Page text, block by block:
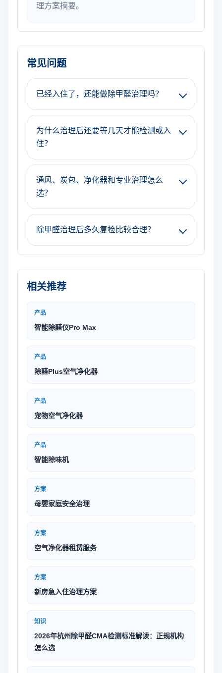
理方案摘要。
常见问题
已经入住了，还能做除甲醛治理吗？
为什么治理后还要等几天才能检测或入
住？
通风、炭包、净化器和专业治理怎么
选？
除甲醛治理后多久复检比较合理？
相关推荐
产品
智能除醛仪Pro Max
产品
除醛Plus空气净化器
产品
宠物空气净化器
产品
智能除味机
方案
母婴家庭安全治理
方案
空气净化器租赁服务
方案
新房急入住治理方案
知识
2026年杭州除甲醛CMA检测标准解读：正规机构
怎么选